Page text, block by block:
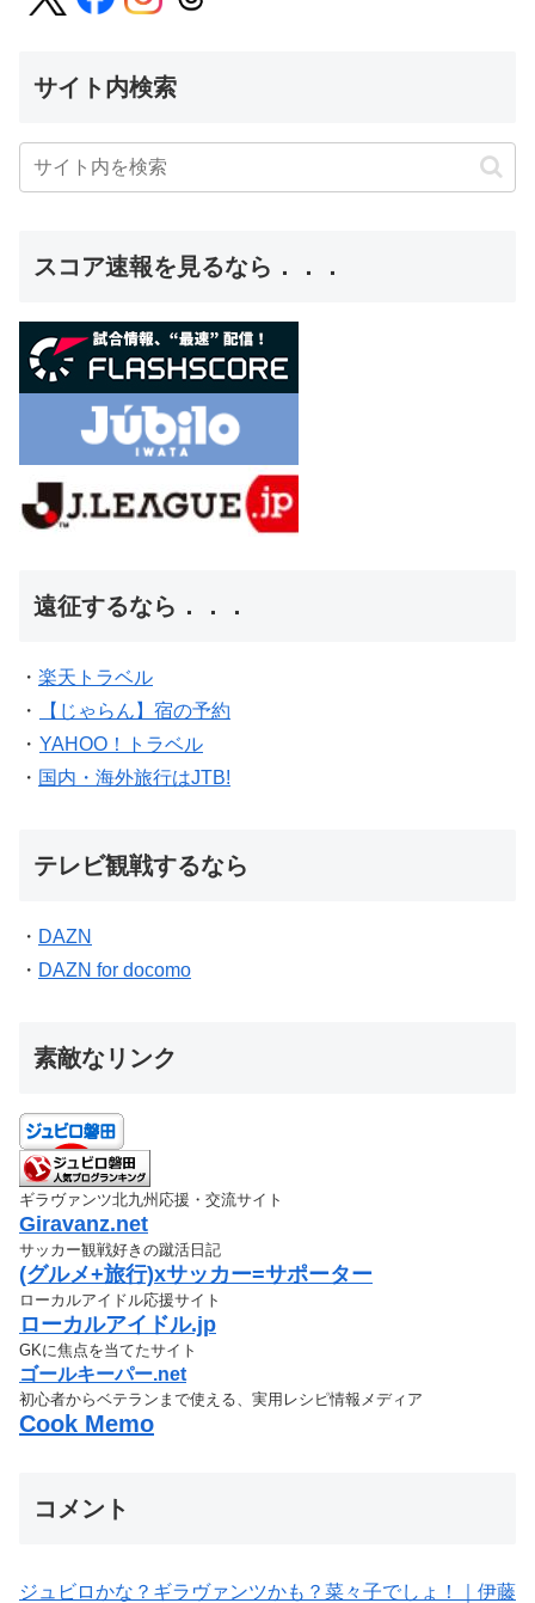
サイト内検索
スコア速報を見るなら．．．
遠征するなら．．．
・ 楽天トラベル
・
【じゃらん】宿の予約
・ YAHOO！トラベル
・ 国内・海外旅行はJTB!
テレビ観戦するなら
・ DAZN
・ DAZN for docomo
素敵なリンク
ギラヴァンツ北九州応援・交流サイト
Giravanz.net
サッカー観戦好きの蹴活日記
(グルメ+旅行)xサッカー=サポーター
ローカルアイドル応援サイト
ローカルアイドル.jp
GKに焦点を当てたサイト
ゴールキーパー.net
初心者からベテランまで使える、実用レシピ情報メディア
Cook Memo
コメント
ジュビロかな？ギラヴァンツかも？菜々子でしょ！｜伊藤